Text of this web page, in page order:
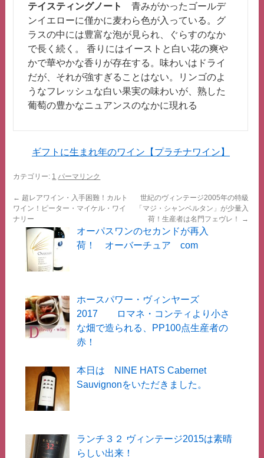
テイスティングノート
青みがかったゴールデ
ンイエローに僅かに麦わら色が入っている。グ
ラスの中には豊富な泡が見られ、ぐらすのなか
で長く続く。 香りにはイーストと白い花の爽や
かで華やかな香りが存在する。味わいはドライ
だが、それが強すぎることはない。リンゴのよ
うなフレッシュな白い果実の味わいが、熟した
葡萄の豊かなニュアンスのなかに現れる
ギフトに生まれ年のワイン【プラチナワイン】
カテゴリー: 1 パーマリンク
← 超レアワイン・入手困難！カルト
ワイン！ピーター・マイケル・ワイ
ナリー
世紀のヴィンテージ2005年の特級
「マジ・シャンベルタン」が少量入
荷！生産者は名門フェヴレ！
→
オーパスワンのセカンドが再入
荷！ オーバーチュア com
ホースパワー・ヴィンヤーズ
2017 ロマネ・コンティより小さ
な畑で造られる、PP100点生産者の
赤！
本日は NINE HATS Cabernet
Sauvignonをいただきました。
ランチ３２ ヴィンテージ2015は素晴
らしい出来！